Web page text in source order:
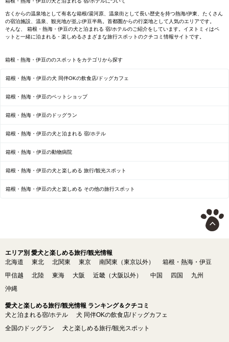
古くからの温泉地として有名な箱根/湯河原、温泉街として長い歴史を持つ熱海/伊東、たくさん
の宿泊施設、温泉、観光地が並ぶ伊豆半島。首都圏からの行楽地として人気のエリアです。
そんな、 箱根・熱海・伊豆の犬と泊まれる 宿/ホテルのご紹介をしています。イヌトミィはペ
ットと一緒に泊まれる・楽しめるさまざまな旅行スポットのクチコミ情報サイトです。
箱根・熱海・伊豆ののスポットをカテゴリから探す
箱根・熱海・伊豆の犬 同伴OKの飲食店/ドッグカフェ
箱根・熱海・伊豆のペットショップ
箱根・熱海・伊豆のドッグラン
箱根・熱海・伊豆の犬と泊まれる 宿/ホテル
箱根・熱海・伊豆の動物病院
箱根・熱海・伊豆の犬と楽しめる 旅行/観光スポット
箱根・熱海・伊豆の犬と楽しめる その他の旅行スポット
エリア別 愛犬と楽しめる旅行/観光情報
北海道
東北 北関東 東京 南関東（東京以外）
箱根・熱海・伊豆
甲信越
北陸 東海 大阪 近畿（大阪以外） 中国 四国
九州
沖縄
愛犬と楽しめる旅行/観光情報 ランキング＆クチコミ
犬と泊まれる宿/ホテル
犬 同伴OKの飲食店/ドッグカフェ
全国のドッグラン
犬と楽しめる旅行/観光スポット